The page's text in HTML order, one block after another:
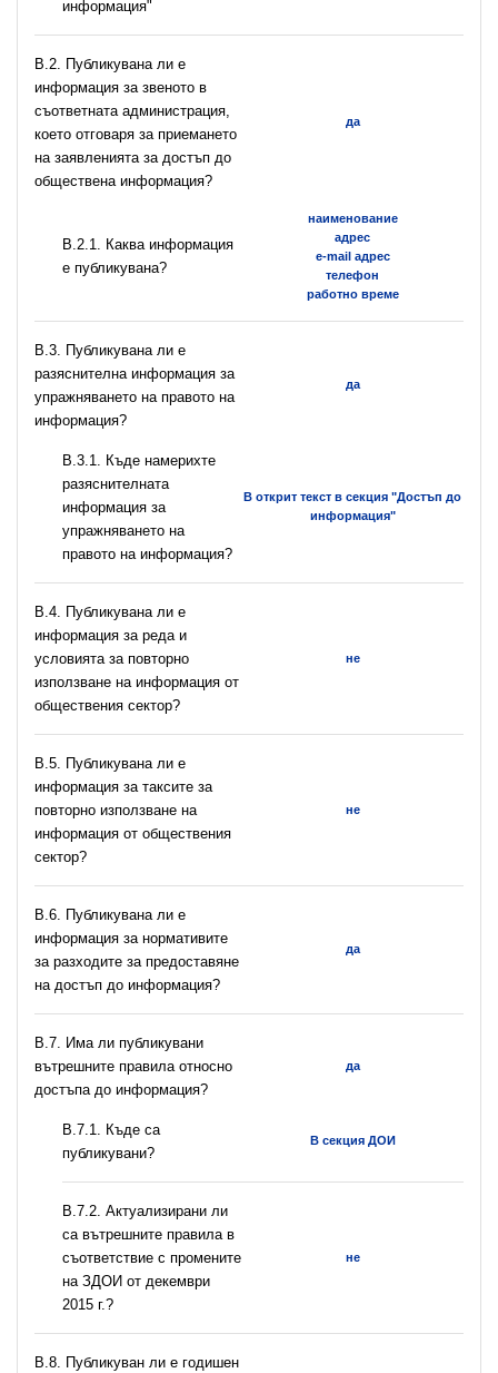
информация"
В.2. Публикувана ли е
информация за звеното в
съответната администрация,
което отговаря за приемането
на заявленията за достъп до
обществена информация?
да
B.2.1. Каква информация
е публикувана?
наименование
адрес
e-mail адрес
телефон
работно време
В.3. Публикувана ли е
разяснителна информация за
упражняването на правото на
информация?
да
В.3.1. Къде намерихте
разяснителната
информация за
упражняването на
правото на информация?
В открит текст в секция "Достъп до
информация"
В.4. Публикувана ли е
информация за реда и
условията за повторно
използване на информация от
обществения сектор?
не
В.5. Публикувана ли е
информация за таксите за
повторно използване на
информация от обществения
сектор?
не
В.6. Публикувана ли е
информация за нормативите
за разходите за предоставяне
на достъп до информация?
да
В.7. Има ли публикувани
вътрешните правила относно
достъпа до информация?
да
В.7.1. Къде са
публикувани?
В секция ДОИ
В.7.2. Актуализирани ли
са вътрешните правила в
съответствие с промените
на ЗДОИ от декември
2015 г.?
не
В.8. Публикуван ли е годишен